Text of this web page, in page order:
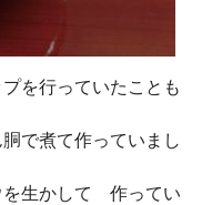
を行っていたことも
で煮て作っていまし
を生かして 作ってい